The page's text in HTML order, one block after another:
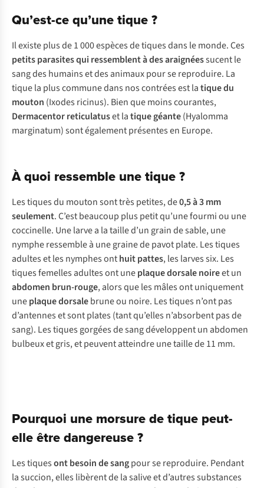
Qu’est-ce qu’une tique ?
Il existe plus de 1 000 espèces de tiques dans le monde. Ces
petits parasites qui ressemblent à des araignéessucent le
sang des humains et des animaux pour se reproduire. La
tique la plus commune dans nos contrées est latique du
mouton (Ixodes ricinus). Bien que moins courantes,
Dermacentor reticulatuset latiquegéante(Hyalomma
marginatum) sont également présentes en Europe.
À quoi ressemble une tique ?
Les tiques du mouton sont très petites, de0,5 à 3 mm
seulement. C’est beaucoup plus petit qu’une fourmi ou une
coccinelle. Une larve a la taille d’un grain de sable, une
nymphe ressemble à une graine de pavot plate. Les tiques
adultes et les nymphes onthuit pattes, les larves six. Les
tiques femelles adultes ont uneplaque dorsale noireet un
abdomen brun-rouge, alors que les mâles ont uniquement
uneplaque dorsalebrune ou noire. Les tiques n’ont pas
d’antennes et sont plates (tant qu’elles n’absorbent pas de
sang). Les tiques gorgées de sang développent un abdomen
bulbeux et gris, et peuvent atteindre une taille de 11 mm.
Pourquoi une morsure de tique peut-
elle être dangereuse ?
Les tiquesont besoin desangpour se reproduire. Pendant
la succion, elles libèrent de la salive et d’autres substances